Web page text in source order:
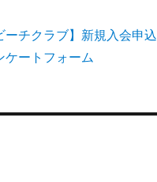
ーチクラブ】新規入会申込
ケートフォーム